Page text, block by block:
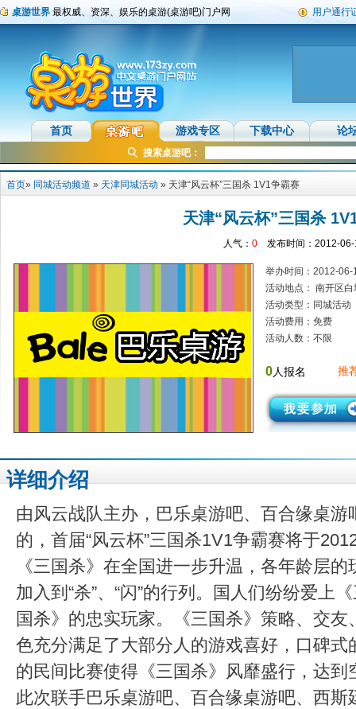
桌游世界 最权威、资深、娱乐的桌游(桌游吧)门户网 用户通行
首页 游戏专区 下载中心 论
搜索桌游吧：
首页» 同城活动频道 » 天津同城活动 » 天津“风云杯”三国杀 1V1争霸赛
天津“风云杯”三国杀
人气： 0发布时间：2012-06-
举办时间：2012-
活动地点： 南开区
活动类型：同城活动
活动费用：免费
活动人数：不限
0人报名 推
详细介绍
由风云战队主办，巴乐桌游吧、百合缘桌游
的，首届“风云杯”三国杀1V1争霸赛将于
《三国杀》在全国进一步升温，各年龄层的
加入到“杀”、“闪”的行列。国人们纷纷爱上
国杀》的忠实玩家。《三国杀》策略、交
色充分满足了大部分人的游戏喜好，口碑式
的民间比赛使得《三国杀》风靡盛行，达到
此次联手巴乐桌游吧、百合缘桌游吧、西